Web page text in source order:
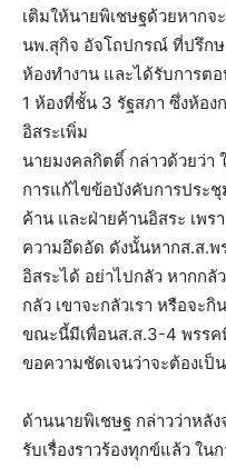
เติมให้นายพิเชษฐด้วยหาก
นพ.สุกิจ อัจโถปกรณ์ ที่ปรึก
ห้องทำงาน และได้รับการต
1 ห้องที่ชั้น 3 รัฐสภา ซึ่งห้อง
อิสระเพิ่ม
นายมงคลกิตติ์ กล่าวด้วยว่า
การแก้ไขข้อบังคับการประ
ค้าน และฝ่ายค้านอิสระ เพ
ความอึดอัด ดังนั้นหากส.ส.
อิสระได้ อย่าไปกลัว หากกลั
กลัว เขาจะกลัวเรา หรือจะ
ขณะนี้มีเพื่อนส.ส.3-4 พรร
ขอความชัดเจนว่าจะต้องเ
ด้านนายพิเชษฐ กล่าวว่าหลั
รับเรื่องราวร้องทุกข์แล้ว ใ